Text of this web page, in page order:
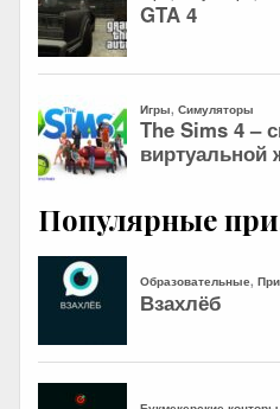
Популярные